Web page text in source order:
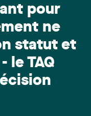
pour
ne
statut et
le TAQ